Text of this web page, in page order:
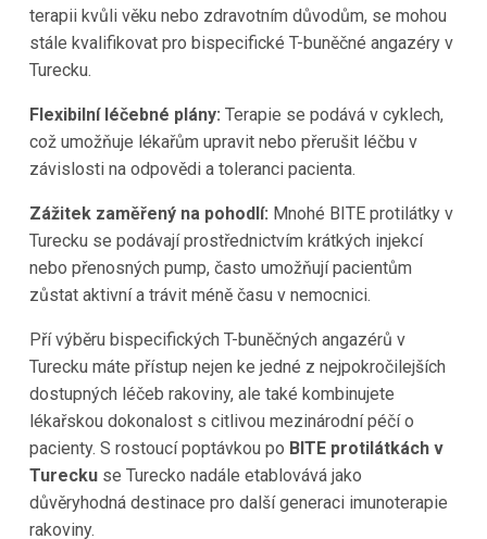
terapii kvůli věku nebo zdravotním důvodům, se mohou
stále kvalifikovat pro bispecifické T-buněčné angazéry v
Turecku.
Flexibilní léčebné plány: Terapie se podává v cyklech,
což umožňuje lékařům upravit nebo přerušit léčbu v
závislosti na odpovědi a toleranci pacienta.
Zážitek zaměřený na pohodlí: Mnohé BITE protilátky v
Turecku se podávají prostřednictvím krátkých injekcí
nebo přenosných pump, často umožňují pacientům
zůstat aktivní a trávit méně času v nemocnici.
Pří výběru bispecifických T-buněčných angazérů v
Turecku máte přístup nejen ke jedné z nejpokročilejších
dostupných léčeb rakoviny, ale také kombinujete
lékařskou dokonalost s citlivou mezinárodní péčí o
pacienty. S rostoucí poptávkou po BITE protilátkách v
Tureckuse Turecko nadále etablovává jako
důvěryhodná destinace pro další generaci imunoterapie
rakoviny.